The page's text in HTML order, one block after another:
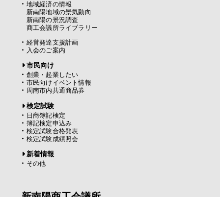
地域経済の情報
新南陽地域の景気動向
新南陽の景況調査
商工会議所ライブラリー
経営発達支援計画
入会のご案内
市民向け
創業・起業したい
市民向けイベント情報
周南市内共通商品券
検定試験
日商簿記検定
簿記検定申込み
検定試験合格発表
検定試験成績照会
新着情報
その他